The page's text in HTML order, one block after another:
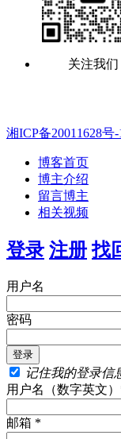
关注我们
湘ICP备20011628号-
博客首页
博主介绍
留言博主
相关视频
登录 注册 找
用户名
密码
记住我的登录信
用户名（数字英文
邮箱 *